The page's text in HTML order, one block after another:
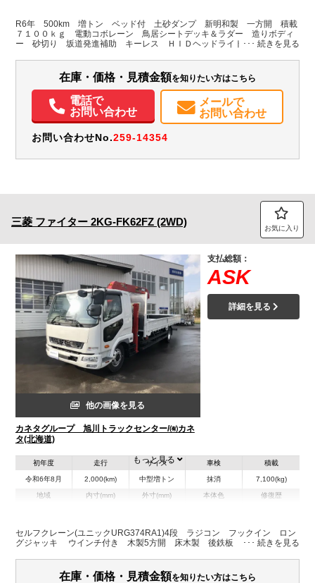
H:600
H:3,100
装備情報
電動格納ミラー
ETC
R6年 500km 増トン ベッド付 土砂ダンプ 新明和製 一方開 積載
７１００ｋｇ 電動コボレーン 鳥居シートデッキ＆ラダー 造りボディ
ー 砂切り 坂道発進補助 キーレス ＨＩＤヘッドライト 衝突軽減ブ
トエアコン
在庫・価格・見積金額を知りたい方はこちら
電話で
お問い合わせ
メールで
お問い合わせ
お問い合わせNo.259-14354
三菱 ファイター 2KG-FK62FZ (2WD) お気に入り
他の画像を見る
カネタグループ 旭川トラックセンター/㈲カネ
タ(北海道)
支払総額：
ASK
詳細を見る
初年度
令和6年8月
走行
2,000(km)
サイズ
中型増トン
車検
抹消
積載
7,100(kg)
地域 内寸(mm)
H:410
外寸(mm)
H:3,000
本体色 修復歴
パワステ パワーウィンドウ ABS エアバッグ Sリミッタ
もっと見る
セルフクレーン(ユニックURG374RA1)4段 ラジコン フックイン ロン
グジャッキ ウインチ付き 木製5方開 床木製 後鉄板 登坂板掛付
在庫・価格・見積金額を知りたい方はこちら